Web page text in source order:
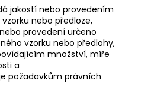
jakostí nebo provedením
nebo předloze,
provedení určeno
vzorku nebo předlohy,
množství, míře
a
požadavkům právních